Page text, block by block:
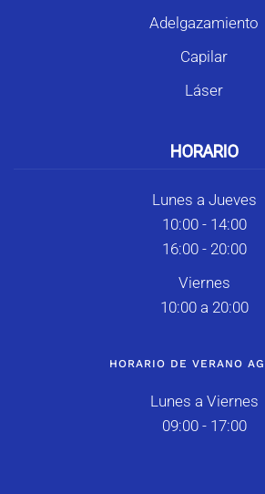
Adelgazamiento
Capilar
Láser
HORARIO
Lunes a Jueves
10:00 - 14:00
16:00 - 20:00
Viernes
10:00 a 20:00
HORARIO DE VERANO
Lunes a Viernes
09:00 - 17:00